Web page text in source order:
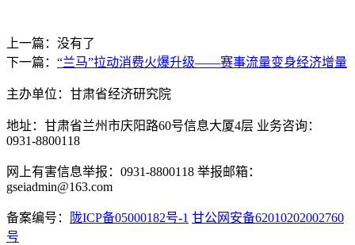
上一篇：没有了
下一篇： “兰马”拉动消费火爆升级——赛事流量变身经济增量
主办单位：甘肃省经济研究院
地址：甘肃省兰州市庆阳路60号信息大厦4层 业务咨询：
0931-8800118
网上有害信息举报：0931-8800118 举报邮箱：
gseiadmin@163.com
备案编号： 陇ICP备05000182号-1 甘公网安备62010202002760
号